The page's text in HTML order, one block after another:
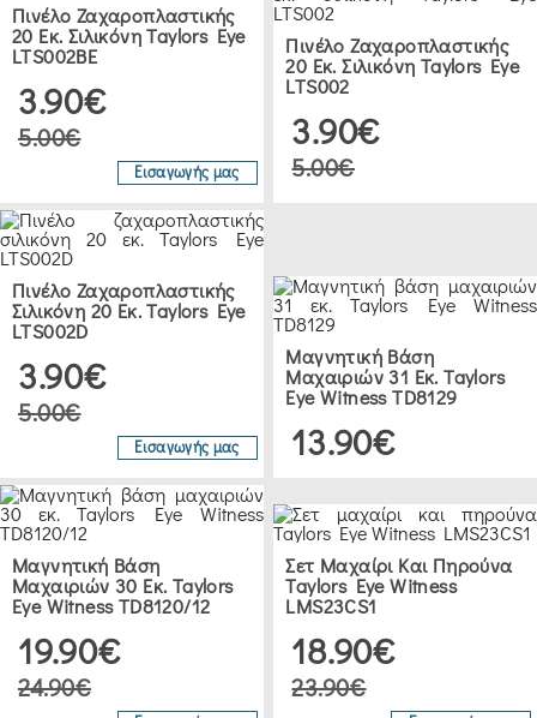
Πινέλο Ζαχαροπλαστικής
20 Εκ. Σιλικόνη Taylors Eye
LTS002BE
3.90€
5.00€
Εισαγωγής μας
Πινέλο Ζαχαροπλαστικής
20 Εκ. Σιλικόνη Taylors Eye
LTS002
3.90€
5.00€
Πινέλο Ζαχαροπλαστικής
Σιλικόνη 20 Εκ. Taylors Eye
LTS002D
3.90€
5.00€
Εισαγωγής μας
Μαγνητική Βάση
Μαχαιριών 31 Εκ. Taylors
Eye Witness TD8129
13.90€
Μαγνητική Βάση
Μαχαιριών 30 Εκ. Taylors
Eye Witness TD8120/12
19.90€
24.90€
Σετ Μαχαίρι Και Πηρούνα
Taylors Eye Witness
LMS23CS1
18.90€
23.90€